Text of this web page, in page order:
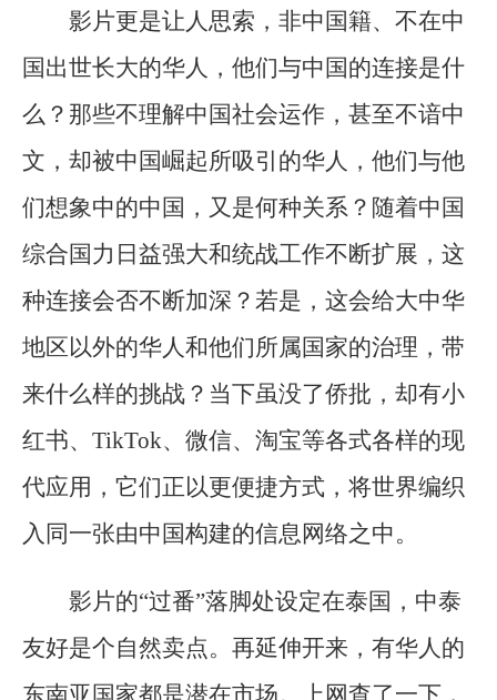
影片更是让人思索，非中国籍、不在中
国出世长大的华人，他们与中国的连接是什
么？那些不理解中国社会运作，甚至不谙中
文，却被中国崛起所吸引的华人，他们与他
们想象中的中国，又是何种关系？随着中国
综合国力日益强大和统战工作不断扩展，这
种连接会否不断加深？若是，这会给大中华
地区以外的华人和他们所属国家的治理，带
来什么样的挑战？当下虽没了侨批，却有小
红书、TikTok、微信、淘宝等各式各样的现
代应用，它们正以更便捷方式，将世界编织
入同一张由中国构建的信息网络之中。
影片的“过番”落脚处设定在泰国，中泰
友好是个自然卖点。再延伸开来，有华人的